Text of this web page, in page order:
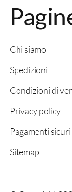
Chi siamo
Spedizioni
Condizioni di
Privacy policy
Pagamenti sicuri
Sitemap